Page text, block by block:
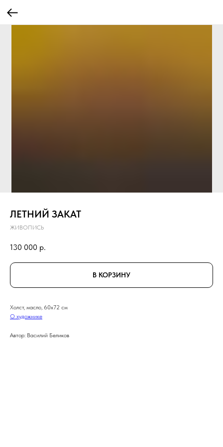
ЛЕТНИЙ ЗАКАТ
ЖИВОПИСЬ
130 000 р.
В КОРЗИНУ
Холст, масло, 60x72 см
О художнике
Автор: Василий Беликов